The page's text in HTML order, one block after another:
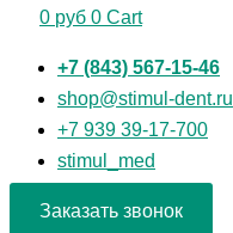
0 руб 0 Cart
+7 (843) 567-15-46
shop@stimul-dent.ru
+7 939 39-17-700
stimul_med
Заказать звонок
04S